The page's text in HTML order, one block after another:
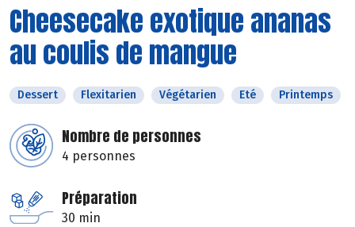
Cheesecake exotique ananas
au coulis de mangue
Dessert Flexitarien Végétarien Eté Printemps
Nombre de personnes
4 personnes
Préparation
30 min